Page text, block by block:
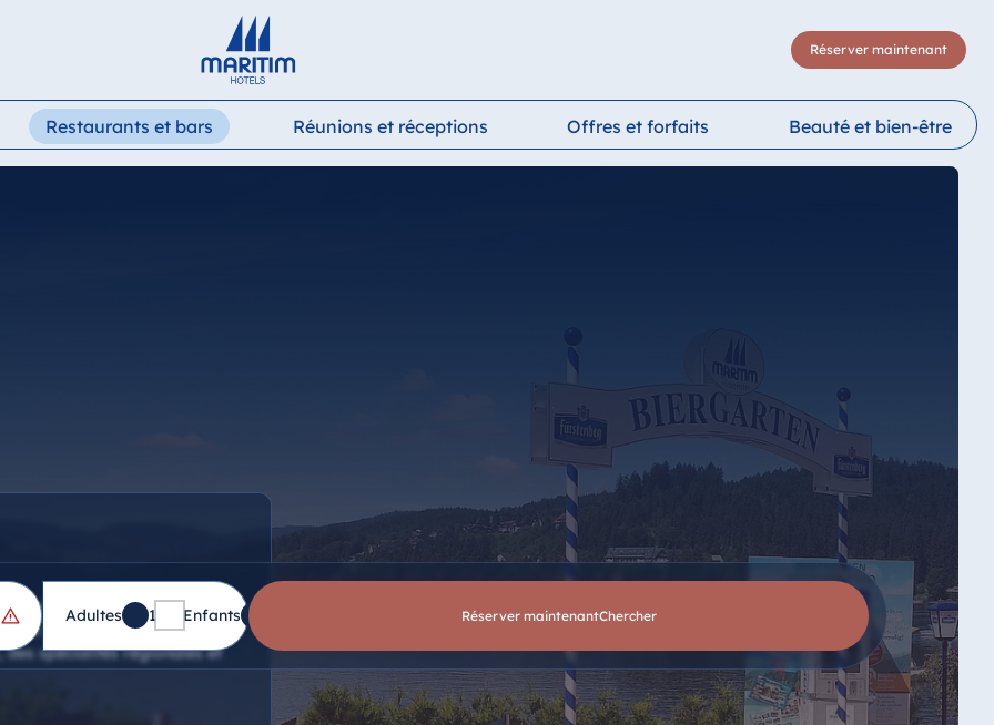
Réserver maintenant
Deutsch English
Restaurants et bars Réunions et réceptions Offres et forfaits Beauté et bien-être
chez nous avec une
alors à côté du
spécialités régionales et
Adultes 1 Enfants Réserver maintenant chercher